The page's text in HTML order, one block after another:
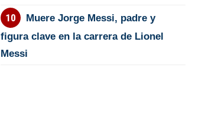
Muere Jorge Messi, padre y
figura clave en la carrera de Lionel
Messi